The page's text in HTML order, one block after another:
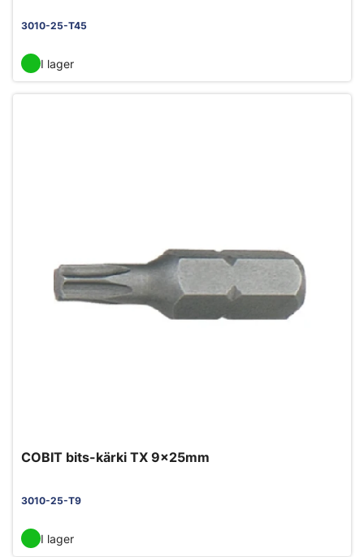
3010-25-T45
I lager
COBIT bits-kärki TX 9x25mm
3010-25-T9
I lager